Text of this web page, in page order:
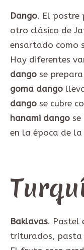
Dango. El postre
otro clásico de
ensartado como
Hay diferentes
dango se
goma dango
dango se cubre
hanami dango se
en la época de
Baklavas. Pastel
triturados, pasta